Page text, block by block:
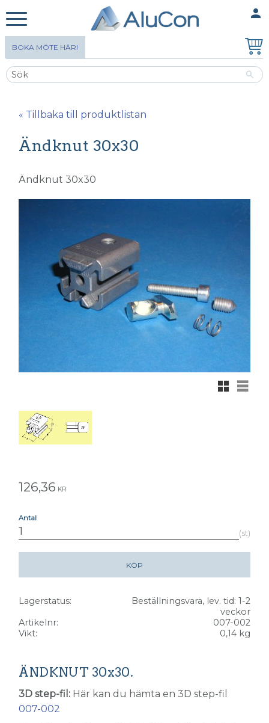
person
BOKA MÖTE HÄR!
« Tillbaka till produktlistan
Ändknut 30x30
Ändknut 30x30
Rutnätsvy
Listvy
126,36 KR
Antal
st
KÖP
Lagerstatus
Beställningsvara, lev. tid: 1-2
veckor
Artikelnr
007-002
Vikt
0,14 kg
ÄNDKNUT 30x30.
3D step-fil: Här kan du hämta en 3D step-fil
007-002